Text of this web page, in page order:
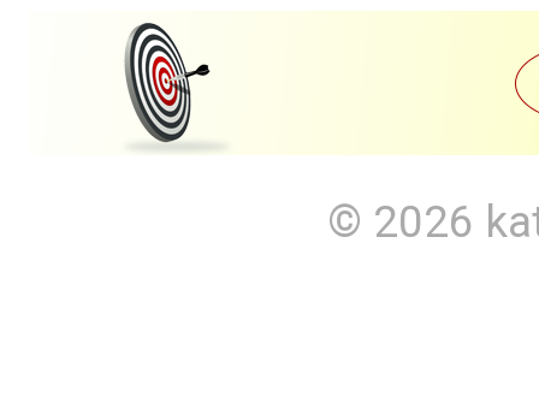
© 2026